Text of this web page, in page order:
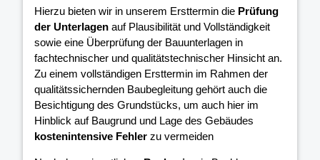
Hierzu bieten wir in unserem Ersttermin die Prüfung
der Unterlagen auf Plausibilität und Vollständigkeit
sowie eine Überprüfung der Bauunterlagen in
fachtechnischer und qualitätstechnischer Hinsicht an.
Zu einem vollständigen Ersttermin im Rahmen der
qualitätssichernden Baubegleitung gehört auch die
Besichtigung des Grundstücks, um auch hier im
Hinblick auf Baugrund und Lage des Gebäudes
kostenintensive Fehler zu vermeiden